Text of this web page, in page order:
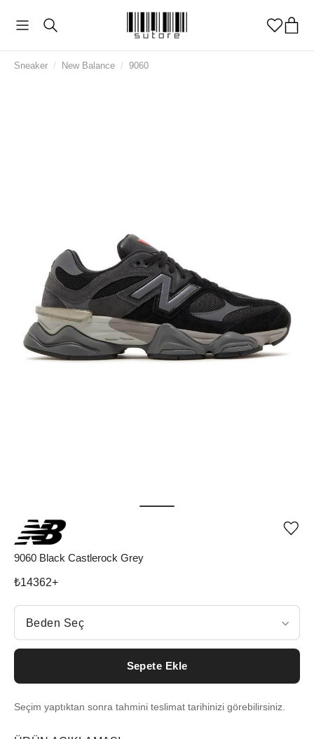
Sneaker / New Balance / 9060
9060 Black Castlerock Grey
₺14362+
Beden Seç
Beden Seç
Sepete Ekle
Seçim yaptıktan sonra tahmini teslimat tarihinizi görebilirsiniz.